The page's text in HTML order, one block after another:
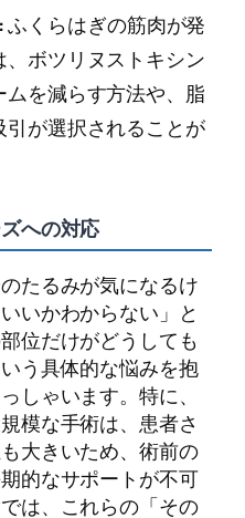
ふくらはぎの筋肉が発
ボツリヌストキシン
を減らす方法や、脂
が選択されることが
への対応
たるみが気になるけ
いかわからない」と
位だけがどうしても
う具体的な悩みを抱
しゃいます。特に、
模な手術は、患者さ
大きいため、術前の
的なサポートが不可
は、これらの「その